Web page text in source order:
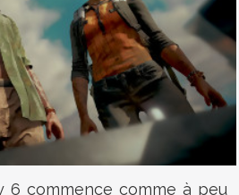
6 commence comme à peu